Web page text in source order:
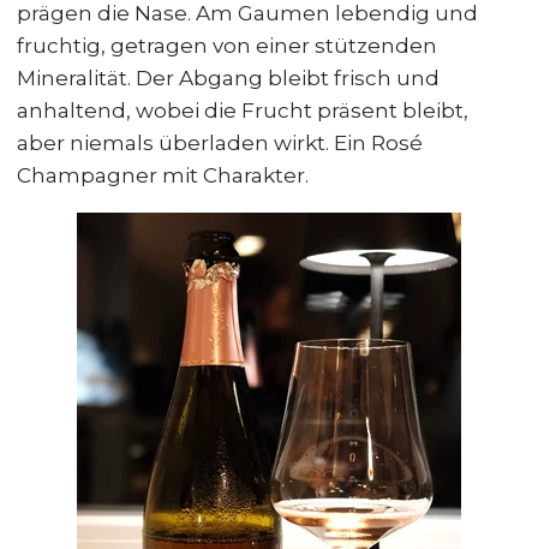
prägen die Nase. Am Gaumen lebendig und
fruchtig, getragen von einer stützenden
Mineralität. Der Abgang bleibt frisch und
anhaltend, wobei die Frucht präsent bleibt,
aber niemals überladen wirkt. Ein Rosé
Champagner mit Charakter.